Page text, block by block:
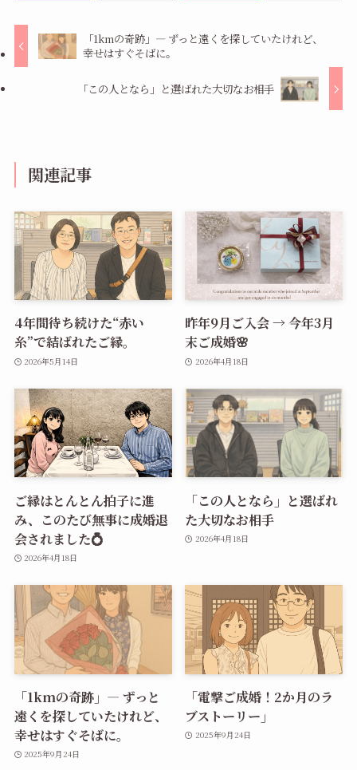
「1kmの奇跡」― ずっと遠くを探していたけれど、
幸せはすぐそばに。
「この人となら」と選ばれた大切なお相手
関連記事
4年間待ち続けた“赤い
糸”で結ばれたご縁。
2026年5月14日
昨年9月ご入会 → 今年3月
末ご成婚🌸
2026年4月18日
ご縁はとんとん拍子に進
み、このたび無事に成婚退
会されました💍
2026年4月18日
「この人となら」と選ばれ
た大切なお相手
2026年4月18日
「1kmの奇跡」― ずっと
遠くを探していたけれど、
幸せはすぐそばに。
2025年9月24日
「電撃ご成婚！2か月のラ
ブストーリー」
2025年9月24日